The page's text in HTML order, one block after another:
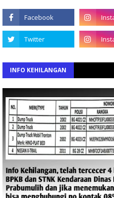
INFO KEHILANGAN